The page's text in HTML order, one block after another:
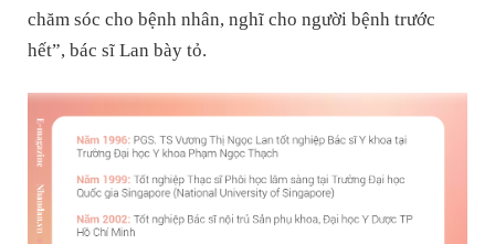
chăm sóc cho bệnh nhân, nghĩ cho người bệnh trước
hết”, bác sĩ Lan bày tỏ.